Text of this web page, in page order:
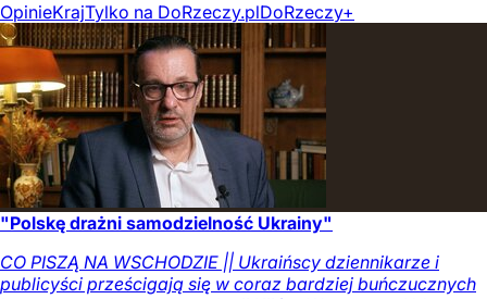
OpinieKrajTylko na DoRzeczy.plDoRzeczy+
"Polskę drażni samodzielność Ukrainy"
CO PISZĄ NA WSCHODZIE || Ukraińscy dziennikarze i
publicyści prześcigają się w coraz bardziej buńczucznych